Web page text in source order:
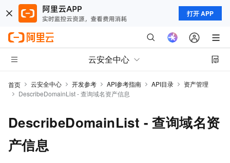
打开 APP
云安全中心
首页 云安全中心 开发参考 API参考指南 API目录
资产管理
DescribeDomainList - 查询域名资产信息
DescribeDomainList - 查询域名资
产信息